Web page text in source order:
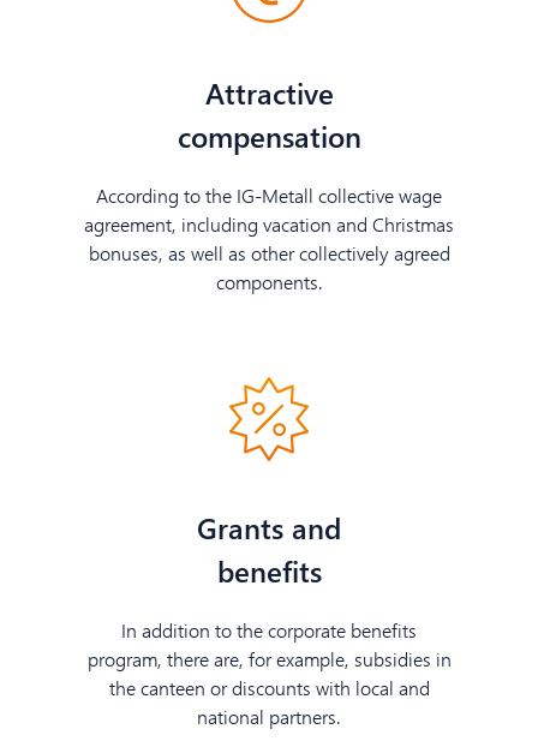
Attractive
compensation
According to the IG-Metall collective wage
agreement, including vacation and Christmas
bonuses, as well as other collectively agreed
components.
Grants and
benefits
In addition to the corporate benefits
program, there are, for example, subsidies in
the canteen or discounts with local and
national partners.